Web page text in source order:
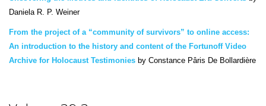
Daniela R. P. Weiner
From the project of a “community of survivors” to online access:
An introduction to the history and content of the Fortunoff Video
Archive for Holocaust Testimonies by Constance Pâris De Bollardière